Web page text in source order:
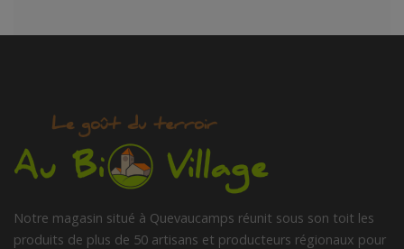
Notre magasin situé à Quevaucamps réunit sous son toit les
produits de plus de 50 artisans et producteurs régionaux pour